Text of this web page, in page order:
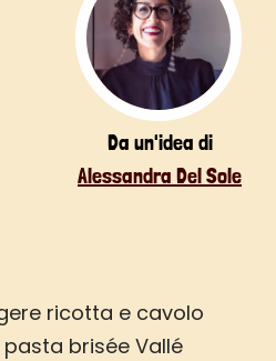
Da un'idea di
Alessandra Del Sole
ricotta e cavolo
brisée Vallé